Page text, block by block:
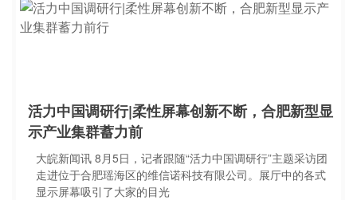
活力中国调研行|柔性屏幕创新不断，合肥新型显
示产业集群蓄力前
大皖新闻讯 8月5日，记者跟随“活力中国调研行”主题采访团
走进位于合肥瑶海区的维信诺科技有限公司。展厅中的各式
显示屏幕吸引了大家的目光